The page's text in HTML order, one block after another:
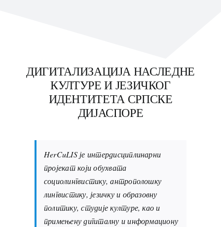
ДИГИТАЛИЗАЦИЈА НАСЛЕДНЕ
КУЛТУРЕ И ЈЕЗИЧКОГ
ИДЕНТИТЕТА СРПСКЕ
ДИЈАСПОРЕ
HerCuLIS је интердисциплинарни
пројекат који обухвата
социолингвистику, антрополошку
лингвистику, језичку и образовну
политику, студије културе, као и
примењену дигиталну и информациону